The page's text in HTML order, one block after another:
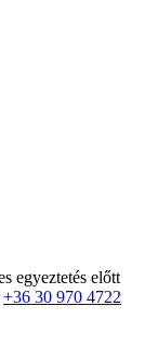
egyeztetés előtt
+36 30 970 4722